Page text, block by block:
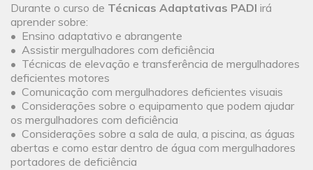
Durante o curso de Técnicas Adaptativas PADI irá
aprender sobre:
• Ensino adaptativo e abrangente
• Assistir mergulhadores com deficiência
• Técnicas de elevação e transferência de mergulhadores
deficientes motores
• Comunicação com mergulhadores deficientes visuais
• Considerações sobre o equipamento que podem ajudar
os mergulhadores com deficiência
• Considerações sobre a sala de aula, a piscina, as águas
abertas e como estar dentro de água com mergulhadores
portadores de deficiência